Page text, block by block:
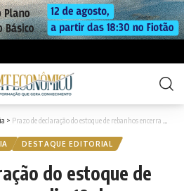
> Prazo de declaração do estoque de rebanhos encerra no dia 10 de dezembro em MT
DESTAQUE EDITORIAL
do estoque de